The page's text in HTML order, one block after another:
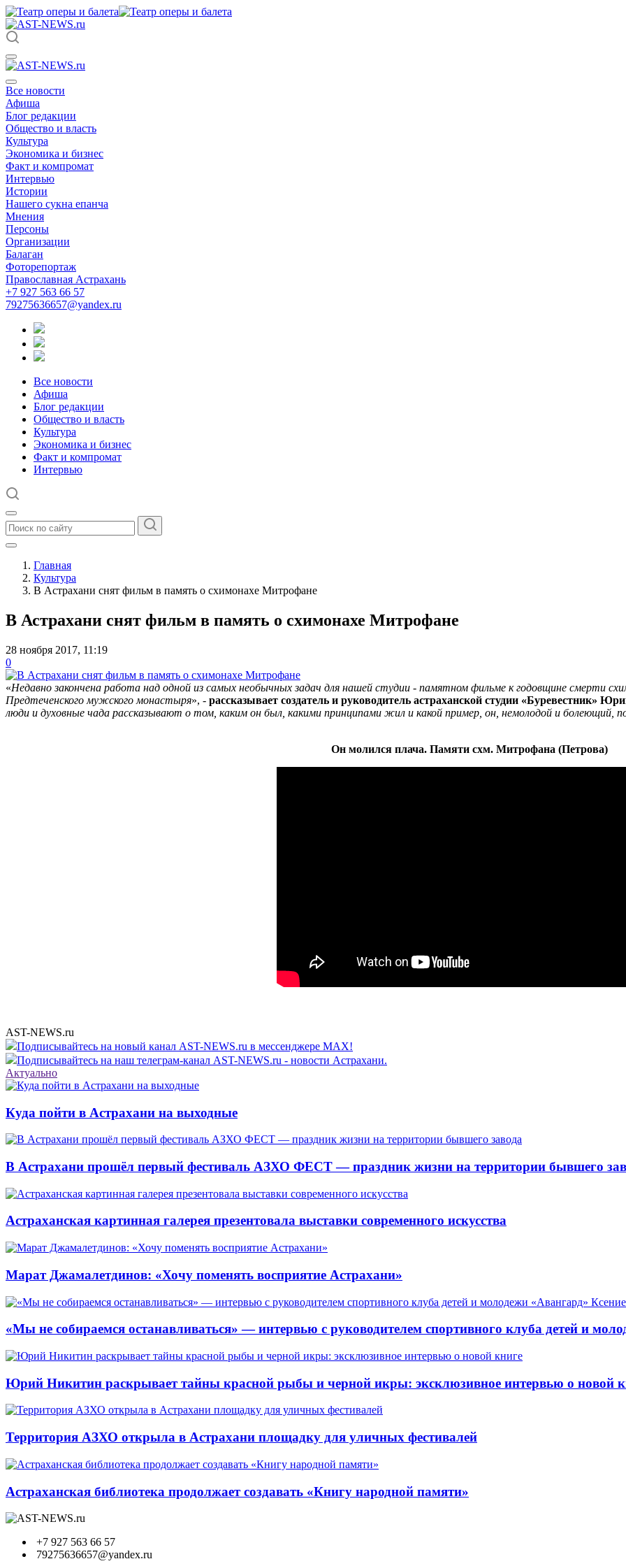
Все новости
Афиша
Блог редакции
Общество и власть
Культура
Экономика и бизнес
Факт и компромат
Интервью
Истории
Нашего сукна епанча
Мнения
Персоны
Организации
Балаган
Фоторепортаж
Православная Астрахань
+7 927 563 66 57
79275636657@yandex.ru
Все новости
Афиша
Блог редакции
Общество и власть
Культура
Экономика и бизнес
Факт и компромат
Интервью
Главная
Культура
В Астрахани снят фильм в память о схимонахе Митрофане
В Астрахани снят фильм в память о схимонахе Митрофане
28 ноября 2017, 11:19
0
«Недавно закончена работа над одной из самых необычных задач для нашей студии - памятном фильме к годовщине смерти
Предтеченского мужского монастыря», - рассказывает создатель и руководитель астраханской студии «Буревестник»
люди и духовные чада рассказывают о том, каким он был, какими принципами жил и какой пример, он, немолодой и болеющий,
Он молился плача. Памяти схм. Митрофана (Петрова)
AST-NEWS.ru
Подписывайтесь на новый канал AST-NEWS.ru в мессенджере MAX!
Подписывайтесь на наш телеграм-канал AST-NEWS.ru - новости Астрахани.
Актуально
Куда пойти в Астрахани на выходные
В Астрахани прошёл первый фестиваль АЗХО ФЕСТ — праздник жизни на территории бывшего
Астраханская картинная галерея презентовала выставки современного искусства
Марат Джамалетдинов: «Хочу поменять восприятие Астрахани»
«Мы не собираемся останавливаться» — интервью с руководителем спортивного клуба детей и
Юрий Никитин раскрывает тайны красной рыбы и черной икры: эксклюзивное интервью о новой
Территория АЗХО открыла в Астрахани площадку для уличных фестивалей
Астраханская библиотека продолжает создавать «Книгу народной памяти»
+7 927 563 66 57
79275636657@yandex.ru